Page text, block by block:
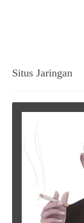
Situs Jaringan